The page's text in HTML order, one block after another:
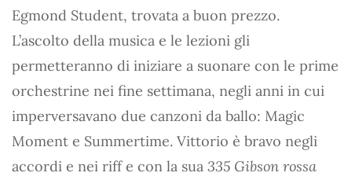
Egmond Student, trovata a buon prezzo.
L’ascolto della musica e le lezioni gli
permetteranno di iniziare a suonare con le prime
orchestrine nei fine settimana, negli anni in cui
imperversavano due canzoni da ballo: Magic
Moment e Summertime. Vittorio è bravo negli
accordi e nei riff e con la sua 335 Gibson rossa